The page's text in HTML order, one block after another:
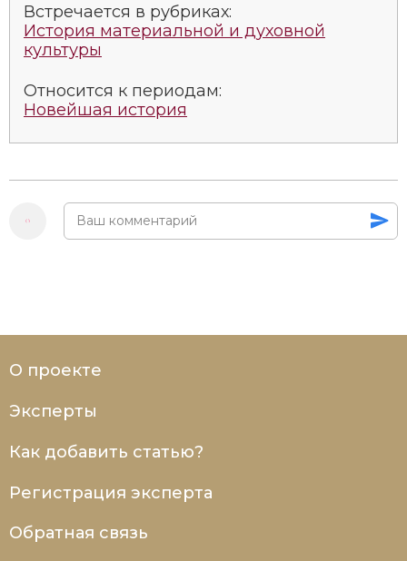
Встречается в рубриках:
История материальной и духовной
культуры
Относится к периодам:
Новейшая история
О проекте
Эксперты
Как добавить статью?
Регистрация эксперта
Обратная связь